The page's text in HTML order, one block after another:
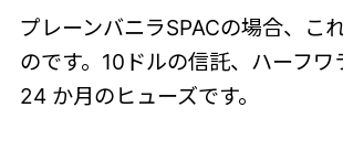
プレーンバニラSPACの場合、こ
のです。10ドルの信託、ハーフワ
24 か月のヒューズです。